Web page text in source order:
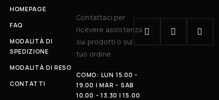
HOMEPAGE
FAQ
MODALITÀ DI
SPEDIZIONE
MODALITÀ DI RESO
CONTATTI
Contattaci per
ricevere assistenza
sui prodotti o sul
tuo ordine.
COMO: LUN 15.00 -
19.00 | MAR - SAB
10.00 - 13.30 | 15.00